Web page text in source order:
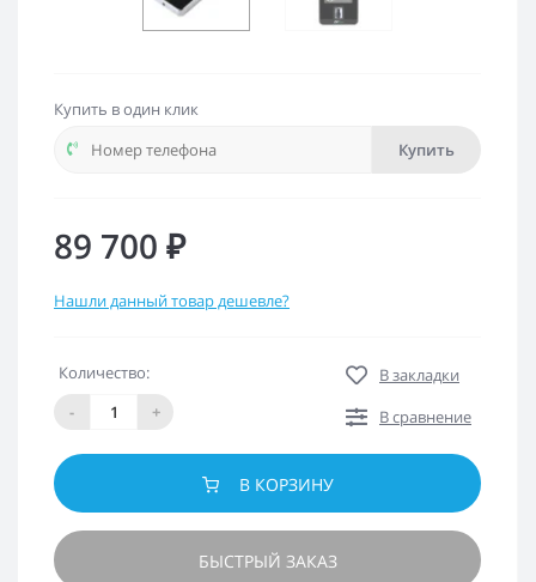
Купить в один клик
Купить
89 700 ₽
Нашли данный товар дешевле?
Количество:
-
+
В закладки
В сравнение
В КОРЗИНУ
БЫСТРЫЙ ЗАКАЗ